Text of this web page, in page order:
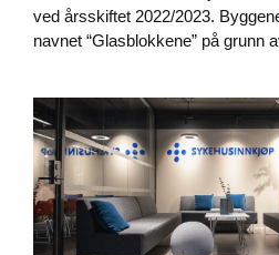
ved årsskiftet 2022/2023.
navnet “Glasblokkene” på grunn